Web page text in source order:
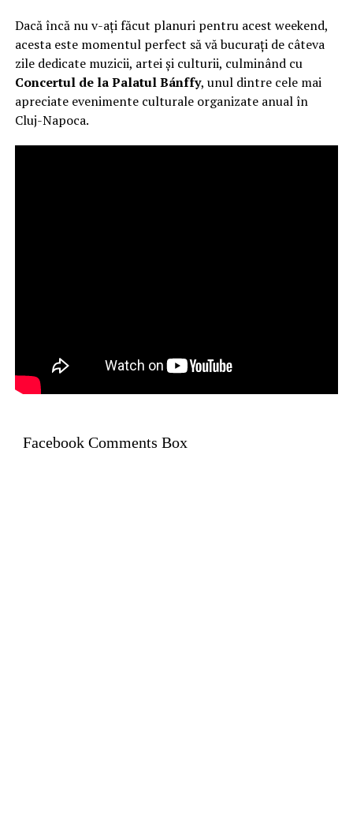
Dacă încă nu v-ați făcut planuri pentru acest weekend,
acesta este momentul perfect să vă bucurați de câteva
zile dedicate muzicii, artei și culturii, culminând cu
Concertul de la Palatul Bánffy, unul dintre cele mai
apreciate evenimente culturale organizate anual în
Cluj-Napoca.
Facebook Comments Box